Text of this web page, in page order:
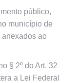
público,
município de
anexados ao
§ 2º do Art. 32
a Lei Federal